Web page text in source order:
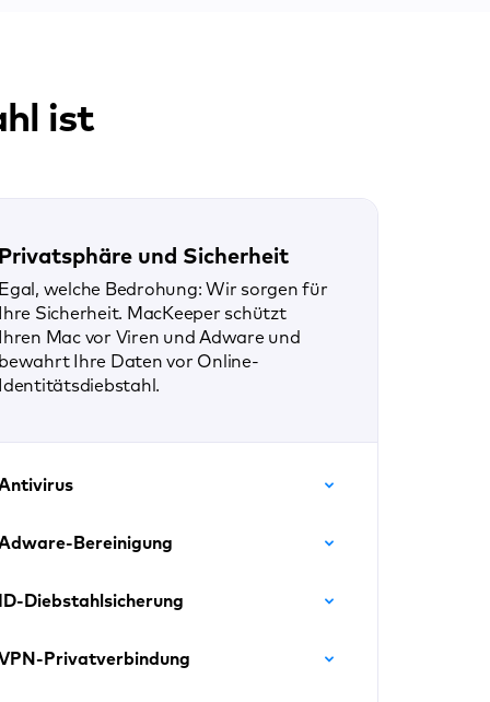
ist
und Sicherheit
welche Bedrohung: Wir sorgen für
Sicherheit. MacKeeper schützt
Mac vor Viren und Adware und
Ihre Daten vor Online-
Bereinigung
Diebstahlsicherung
Privatverbindung